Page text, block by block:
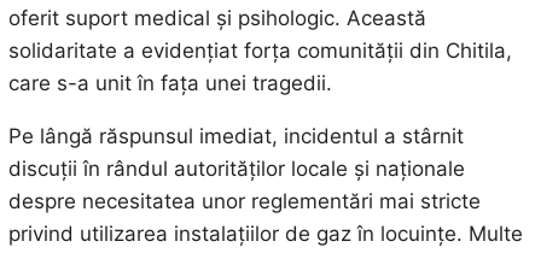
oferit suport medical și psihologic. Această
solidaritate a evidențiat forța comunității din Chitila,
care s-a unit în fața unei tragedii.
Pe lângă răspunsul imediat, incidentul a stârnit
discuții în rândul autorităților locale și naționale
despre necesitatea unor reglementări mai stricte
privind utilizarea instalațiilor de gaz în locuințe. Multe